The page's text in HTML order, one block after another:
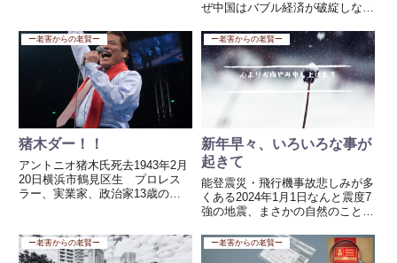
本よどうなっているんだ！！まそ
れはそれでも今日は、シュエダゴ
ンバコダの先端にある宝石の塊を
ぜ中国はバブル経済が破綻しない
表面的な経済データだけでなく、
中国の政治体制、統制経済、そし
て国際戦略を含めた多角的な視点
から見る必要があります。✅ 1...
ー老害からの老賢ー
猪木ダー！！
アントニオ猪木氏死去1943年2月
20日横浜市鶴見区生 プロレス
ラー、実業家、政治家13歳の時
す。 1960年ブラジル遠征中の力
道山（プロレスラー）にスカウト
ー老害からの老賢ー
新年早々、いろいろな事が
起きて
能登震災・飛行機事故悲しみが多
くある2024年1月1日なんと震度7
強の地震、まさかの自然のこと、
能登半島、とてもイイところで
す。朝市が開かれる地域が全焼と
ー老害からの老賢ー ー老害からの老賢ー